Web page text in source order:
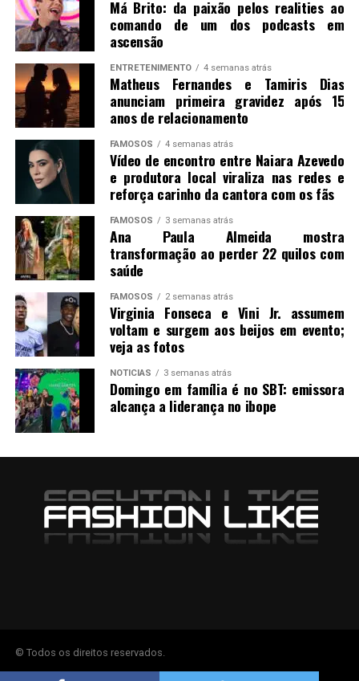
Má Brito: da paixão pelos realities ao
comando de um dos podcasts em
ascensão
ENTRETENIMENTO 4 semanas atrás
Matheus Fernandes e Tamiris Dias
anunciam primeira gravidez após 15
anos de relacionamento
FAMOSOS 4 semanas atrás
Vídeo de encontro entre Naiara Azevedo
e produtora local viraliza nas redes e
reforça carinho da cantora com os fãs
FAMOSOS 3 semanas atrás
Ana Paula Almeida mostra
transformação ao perder 22 quilos com
saúde
FAMOSOS 2 semanas atrás
Virginia Fonseca e Vini Jr. assumem
voltam e surgem aos beijos em evento;
veja as fotos
NOTICIAS 3 semanas atrás
Domingo em família é no SBT: emissora
alcança a liderança no ibope
© Todos os direitos reservados.